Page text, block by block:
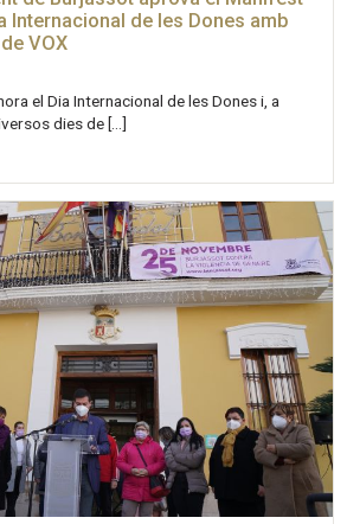
Internacional de les Dones amb
VOX
el Dia Internacional de les Dones i, a
dies de […]